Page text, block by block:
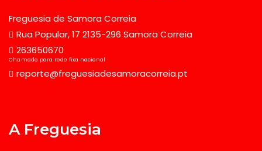
Freguesia de Samora Correia
Rua Popular, 17 2135-296 Samora Correia
263650670
Chamada para rede fixa nacional
reporte@freguesiadesamoracorreia.pt
A Freguesia